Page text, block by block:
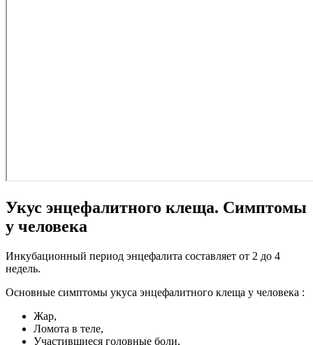
Укус энцефалитного клеща. Симптомы
у человека
Инкубационный период энцефалита составляет от 2 до 4
недель.
Основные симптомы укуса энцефалитного клеща у человека :
Жар,
Ломота в теле,
Участившиеся головные боли,